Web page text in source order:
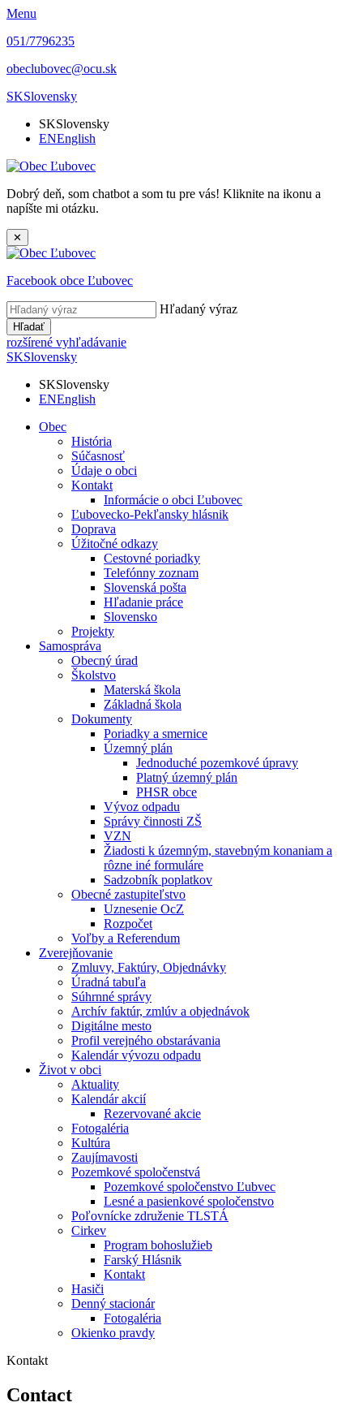
Menu
051/7796235
obeclubovec@ocu.sk
SKSlovensky
SKSlovensky
ENEnglish
Dobrý deň, som chatbot a som tu pre vás! Kliknite na ikonu a
napíšte mi otázku.
✕
Facebook obce Ľubovec
Hľadaný výraz
Hľadať
rozšírené vyhľadávanie
SKSlovensky
SKSlovensky
ENEnglish
Obec
História
Súčasnosť
Údaje o obci
Kontakt
Informácie o obci Ľubovec
Ľubovecko-Pekľansky hlásnik
Doprava
Úžitočné odkazy
Cestovné poriadky
Telefónny zoznam
Slovenská pošta
Hľadanie práce
Slovensko
Projekty
Samospráva
Obecný úrad
Školstvo
Materská škola
Základná škola
Dokumenty
Poriadky a smernice
Územný plán
Jednoduché pozemkové úpravy
Platný územný plán
PHSR obce
Vývoz odpadu
Správy činnosti ZŠ
VZN
Žiadosti k územným, stavebným konaniam a
rôzne iné formuláre
Sadzobník poplatkov
Obecné zastupiteľstvo
Uznesenie OcZ
Rozpočet
Voľby a Referendum
Zverejňovanie
Zmluvy, Faktúry, Objednávky
Úradná tabuľa
Súhrnné správy
Archív faktúr, zmlúv a objednávok
Digitálne mesto
Profil verejného obstarávania
Kalendár vývozu odpadu
Život v obci
Aktuality
Kalendár akcií
Rezervované akcie
Fotogaléria
Kultúra
Zaujímavosti
Pozemkové spoločenstvá
Pozemkové spoločenstvo Ľubvec
Lesné a pasienkové spoločenstvo
Poľovnícke združenie TLSTÁ
Cirkev
Program bohoslužieb
Farský Hlásnik
Kontakt
Hasiči
Denný stacionár
Fotogaléria
Okienko pravdy
Kontakt
Contact